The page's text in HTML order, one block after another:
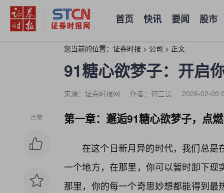
首页 快讯 要闻 股市
您当前的位置： 证券时报 > 公司 > 正文
91糖心欲梦子：开启
来源：证券时报网 作者：何三畏 2026-02-09
点赞 第一章：邂逅91糖心欲梦子，点
在这个日新月异的时代，我们总是
一个地方，在那里，你可以暂时卸下
那里，你的每一个奇思妙想都能得到